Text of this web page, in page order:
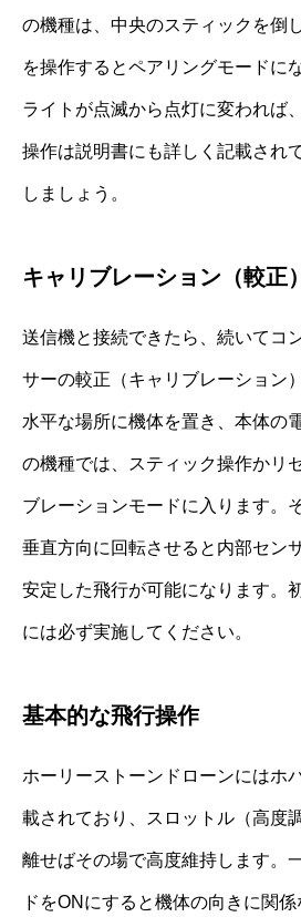
の機種は、中央のスティックを倒
を操作するとペアリングモードに
ライトが点滅から点灯に変われば
操作は説明書にも詳しく記載され
しましょう。
キャリブレーション（較正
送信機と接続できたら、続いてコ
サーの較正（キャリブレーション
水平な場所に機体を置き、本体の
の機種では、スティック操作かリ
ブレーションモードに入ります。
垂直方向に回転させると内部セン
安定した飛行が可能になります。
には必ず実施してください。
基本的な飛行操作
ホーリーストーンドローンにはホ
載されており、スロットル（高度
離せばその場で高度維持します。
ドをONにすると機体の向きに関